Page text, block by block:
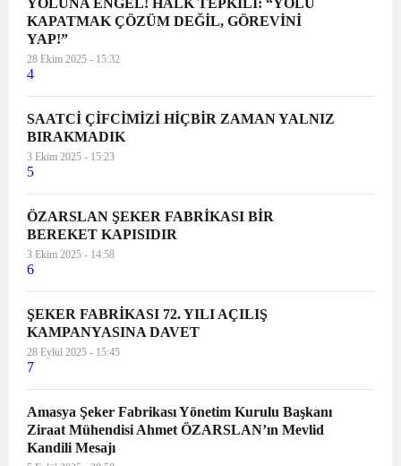
YOLUNA ENGEL! HALK TEPKİLİ: “YOLU
KAPATMAK ÇÖZÜM DEĞİL, GÖREVİNİ
YAP!”
28 Ekim 2025 - 15:32
4
SAATCİ ÇİFCİMİZİ HİÇBİR ZAMAN YALNIZ
BIRAKMADIK
3 Ekim 2025 - 15:23
5
ÖZARSLAN ŞEKER FABRİKASI BİR
BEREKET KAPISIDIR
3 Ekim 2025 - 14:58
6
ŞEKER FABRİKASI 72. YILI AÇILIŞ
KAMPANYASINA DAVET
28 Eylül 2025 - 15:45
7
Amasya Şeker Fabrikası Yönetim Kurulu Başkanı
Ziraat Mühendisi Ahmet ÖZARSLAN’ın Mevlid
Kandili Mesajı